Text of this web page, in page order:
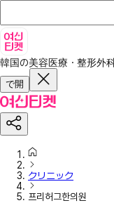
韓国の美容医療・整形外
で開
クリニック
프리허그한의원